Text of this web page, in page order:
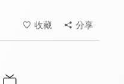
收藏 分享